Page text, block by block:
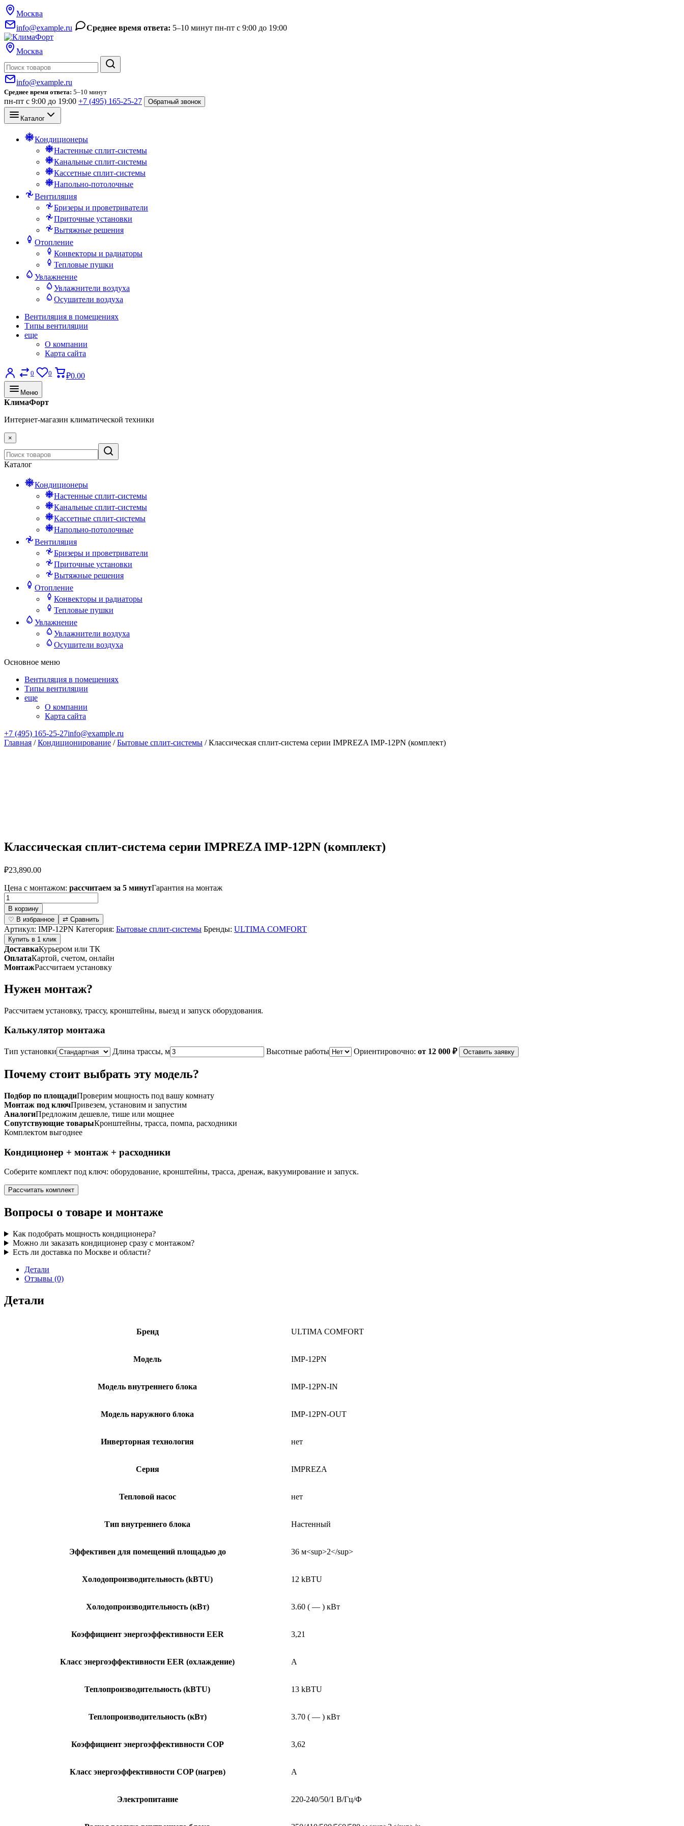
Москва
info@example.ru
Среднее время ответа: 5–10 минут пн-пт с 9:00 до 19:00
Москва
info@example.ru
Среднее время ответа: 5–10 минут
пн-пт с 9:00 до 19:00 +7 (495) 165-25-27 Обратный звонок
Каталог
Кондиционеры
Настенные сплит-системы
Канальные сплит-системы
Кассетные сплит-системы
Напольно-потолочные
Вентиляция
Бризеры и проветриватели
Приточные установки
Вытяжные решения
Отопление
Конвекторы и радиаторы
Тепловые пушки
Увлажнение
Увлажнители воздуха
Осушители воздуха
Вентиляция в помещениях
Типы вентиляции
еще
О компании
Карта сайта
0 0 ₽0.00
Меню
КлимаФорт
Интернет-магазин климатической техники
×
Каталог
Кондиционеры
Настенные сплит-системы
Канальные сплит-системы
Кассетные сплит-системы
Напольно-потолочные
Вентиляция
Бризеры и проветриватели
Приточные установки
Вытяжные решения
Отопление
Конвекторы и радиаторы
Тепловые пушки
Увлажнение
Увлажнители воздуха
Осушители воздуха
Основное меню
Вентиляция в помещениях
Типы вентиляции
еще
О компании
Карта сайта
+7 (495) 165-25-27info@example.ru
Главная /Кондиционирование /Бытовые сплит-системы / Классическая сплит-система серии IMPREZA IMP-12PN (комплект)
Классическая сплит-система серии IMPREZA IMP-12PN (комплект)
₽23,890.00
Цена с монтажом: рассчитаем за 5 минутГарантия на монтаж
Количество
товара
Классическая
сплит-
система
серии
IMPREZA
IMP-
12PN
В корзину
♡ В избранное
⇄ Сравнить
Артикул: IMP-12PN Категория: Бытовые сплит-системы Бренды: ULTIMA COMFORT
Купить в 1 клик
ДоставкаКурьером или ТК
ОплатаКартой, счетом, онлайн
МонтажРассчитаем установку
Нужен монтаж?
Рассчитаем установку, трассу, кронштейны, выезд и запуск оборудования.
Калькулятор монтажа
Тип установки Длина трассы, м Высотные работы Ориентировочно: от 12 000 ₽ Оставить заявку
Почему стоит выбрать эту модель?
Подбор по площадиПроверим мощность под вашу комнату
Монтаж под ключПривезем, установим и запустим
АналогиПредложим дешевле, тише или мощнее
Сопутствующие товарыКронштейны, трасса, помпа, расходники
Комплектом выгоднее
Кондиционер + монтаж + расходники
Соберите комплект под ключ: оборудование, кронштейны, трасса, дренаж, вакуумирование и запуск.
Рассчитать комплект
Вопросы о товаре и монтаже
Как подобрать мощность кондиционера?
Можно ли заказать кондиционер сразу с монтажом?
Есть ли доставка по Москве и области?
Детали
Отзывы (0)
Детали
Бренд ULTIMA COMFORT
Модель IMP-12PN
Модель внутреннего блока IMP-12PN-IN
Модель наружного блока IMP-12PN-OUT
Инверторная технология нет
Серия IMPREZA
Тепловой насос нет
Тип внутреннего блока Настенный
Эффективен для помещений площадью до 36 м<sup>2</sup>
Холодопроизводительность (kBTU) 12 kBTU
Холодопроизводительность (кВт) 3.60 ( — ) кВт
Коэффициент энергоэффективности EER 3,21
Класс энергоэффективности EER (охлаждение) A
Теплопроизводительность (kBTU) 13 kBTU
Теплопроизводительность (кВт) 3.70 ( — ) кВт
Коэффициент энергоэффективности COP 3,62
Класс энергоэффективности COP (нагрев) A
Электропитание 220-240/50/1 В/Гц/Ф